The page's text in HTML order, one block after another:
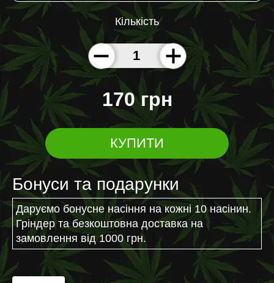
Кількість
170 грн
КУПИТИ
Бонуси та подарунки
Даруємо бонусне насіння на кожні 10 насінин.
Гріндер та безкоштовна доставка на
замовлення від 1000 грн.